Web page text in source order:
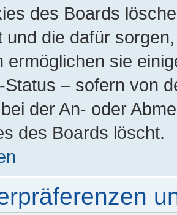
des Boards
und die dafür
ermöglichen sie
Status – sofern von
der An- oder
des Boards löscht.